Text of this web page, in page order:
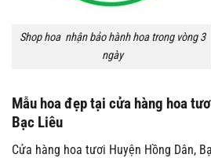
Shop hoa nhận bảo hành hoa trong vòng 3
ngày
Mẫu hoa đẹp tại cửa hàng hoa
Bạc Liêu
Cửa hàng hoa tươi Huyện Hồng Dân,